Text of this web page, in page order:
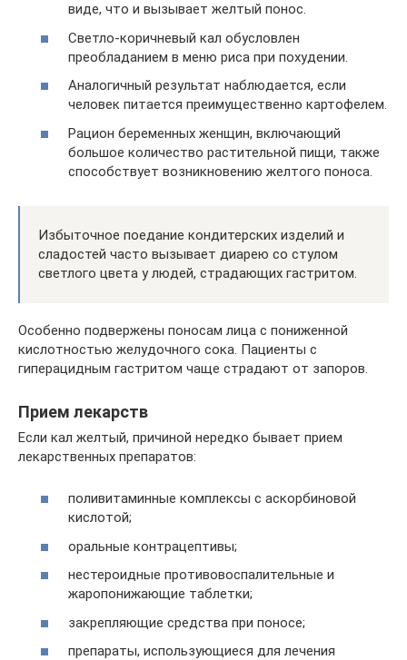
виде, что и вызывает желтый понос.
Светло-коричневый кал обусловлен
преобладанием в меню риса при похудении.
Аналогичный результат наблюдается, если
человек питается преимущественно картофелем.
Рацион беременных женщин, включающий
большое количество растительной пищи, также
способствует возникновению желтого поноса.
Избыточное поедание кондитерских изделий и
сладостей часто вызывает диарею со стулом
светлого цвета у людей, страдающих гастритом.
Особенно подвержены поносам лица с пониженной
кислотностью желудочного сока. Пациенты с
гиперацидным гастритом чаще страдают от запоров.
Прием лекарств
Если кал желтый, причиной нередко бывает прием
лекарственных препаратов:
поливитаминные комплексы с аскорбиновой
кислотой;
оральные контрацептивы;
нестероидные противовоспалительные и
жаропонижающие таблетки;
закрепляющие средства при поносе;
препараты, использующиеся для лечения